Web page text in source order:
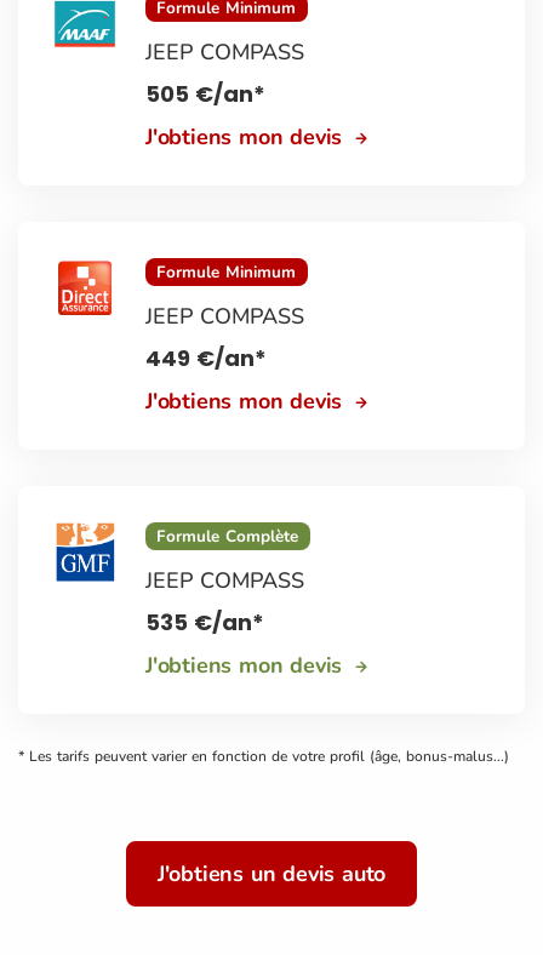
Formule Minimum
JEEP COMPASS
505 €/an*
J'obtiens mon devis
Formule Minimum
JEEP COMPASS
449 €/an*
J'obtiens mon devis
Formule Complète
JEEP COMPASS
535 €/an*
J'obtiens mon devis
* Les tarifs peuvent varier en fonction de votre profil (âge, bonus-malus...)
J'obtiens un devis auto